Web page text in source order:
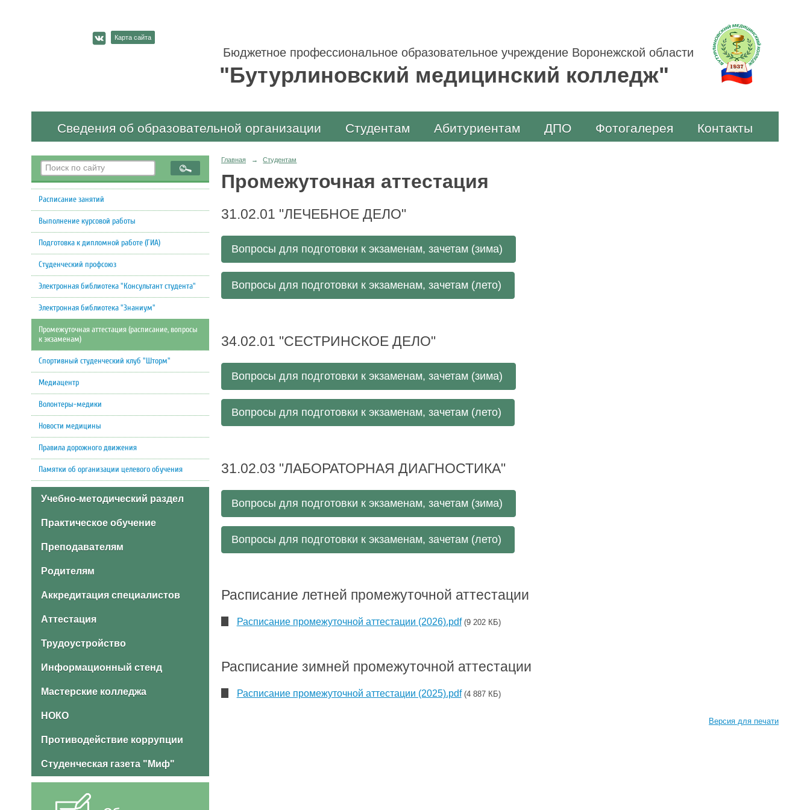
Карта сайта
Бюджетное профессиональное образовательное учреждение Воронежской области
"Бутурлиновский медицинский колледж"
Сведения об образовательной организации Студентам Абитуриентам ДПО Фотогалерея Контакты
Расписание занятий
Выполнение курсовой работы
Подготовка к дипломной работе (ГИА)
Студенческий профсоюз
Электронная библиотека "Консультант студента"
Электронная библиотека "Знаниум"
Промежуточная аттестация (расписание, вопросы
к экзаменам)
Спортивный студенческий клуб "Шторм"
Медиацентр
Волонтеры-медики
Новости медицины
Правила дорожного движения
Памятки об организации целевого обучения
Учебно-методический раздел
Практическое обучение
Преподавателям
Родителям
Аккредитация специалистов
Аттестация
Трудоустройство
Информационный стенд
Мастерские колледжа
НОКО
Противодействие коррупции
Студенческая газета "Миф"
Главная → Студентам
Промежуточная аттестация
31.02.01 "ЛЕЧЕБНОЕ ДЕЛО"
Вопросы для подготовки к экзаменам, зачетам (зима)
Вопросы для подготовки к экзаменам, зачетам (лето)
34.02.01 "СЕСТРИНСКОЕ ДЕЛО"
Вопросы для подготовки к экзаменам, зачетам (зима)
Вопросы для подготовки к экзаменам, зачетам (лето)
31.02.03 "ЛАБОРАТОРНАЯ ДИАГНОСТИКА"
Вопросы для подготовки к экзаменам, зачетам (зима)
Вопросы для подготовки к экзаменам, зачетам (лето)
Расписание летней промежуточной аттестации
Расписание промежуточной аттестации (2026).pdf (9 202 КБ)
Расписание зимней промежуточной аттестации
Расписание промежуточной аттестации (2025).pdf (4 887 КБ)
Версия для печати